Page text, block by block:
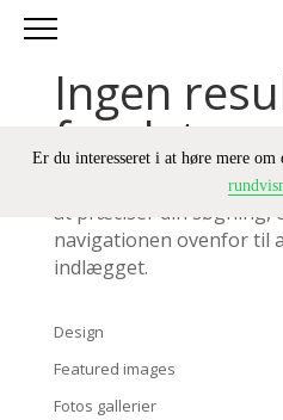
Er du interesseret i at høre mere
Ingen
fundet
Siden du anmodede om
at præciser din søgning,
navigationen ovenfor til
indlægget.
Design
Featured images
Fotos gallerier